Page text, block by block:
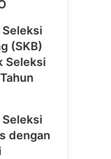
(SKB)
Seleksi
dengan